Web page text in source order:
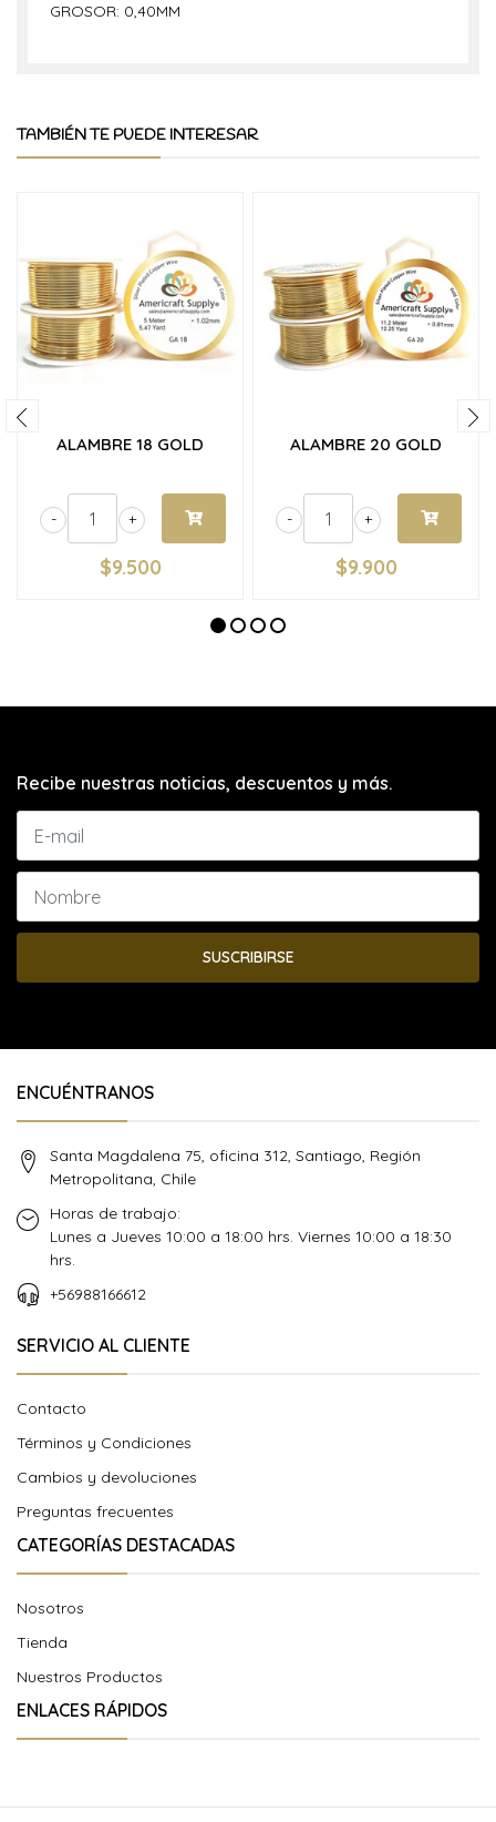
GROSOR: 0,40MM
TAMBIÉN TE PUEDE INTERESAR
ALAMBRE 18 GOLD
+
-
$9.500
ALAMBRE 20 GOLD
+
-
$9.900
Recibe nuestras noticias, descuentos y más.
SUSCRIBIRSE
ENCUÉNTRANOS
Santa Magdalena 75, oficina 312, Santiago, Región
Metropolitana, Chile
Horas de trabajo:
Lunes a Jueves 10:00 a 18:00 hrs. Viernes 10:00 a 18:30
hrs.
+56988166612
SERVICIO AL CLIENTE
Contacto
Términos y Condiciones
Cambios y devoluciones
Preguntas frecuentes
CATEGORÍAS DESTACADAS
Nosotros
Tienda
Nuestros Productos
ENLACES RÁPIDOS